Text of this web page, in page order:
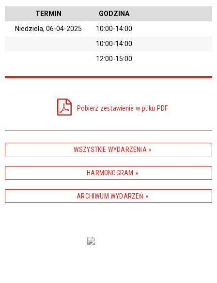
Kategoria
Trwające w
Organizator
Promowane
TERMIN
GODZINA
Niedziela, 06-04-2025
10:00-14:00
10:00-14:00
12:00-15:00
Pobierz zestawienie w pliku PDF
WSZYSTKIE WYDARZENIA
HARMONOGRAM
ARCHIWUM WYDARZEŃ